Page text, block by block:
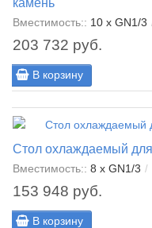
Вместимость:: 10 x GN1/3
203 732 руб.
В корзину
Стол охлаждаемый
Вместимость:: 8 x GN1/3
153 948 руб.
В корзину